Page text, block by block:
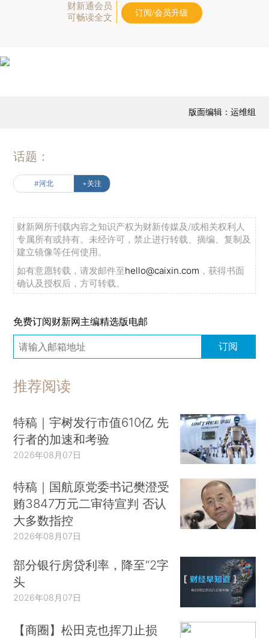
财新通会员
可畅读全文
订阅/会员升级
版面编辑：运维组
话题：
#河北 +关注
财新网所刊载内容之知识产权为财新传媒及/或相关权利人
专属所有或持有。未经许可，禁止进行转载、摘编、复制及
建立镜像等任何使用。
如有意愿转载，请发邮件至hello@caixin.com ，获得书面
确认及授权后，方可转载。
免费订阅财新网主编精选版电邮
订阅
推荐阅读
特稿｜宇树发行市值610亿 先
行者的加速和考验
2026年08月07日
特稿｜国航原党委书记樊澄受
贿3847万元二审待宣判 否认
大多数指控
2026年08月07日
部分银行房贷利率，降至“2字
头
2026年08月07日
【商圈】松田克也挥刀止损